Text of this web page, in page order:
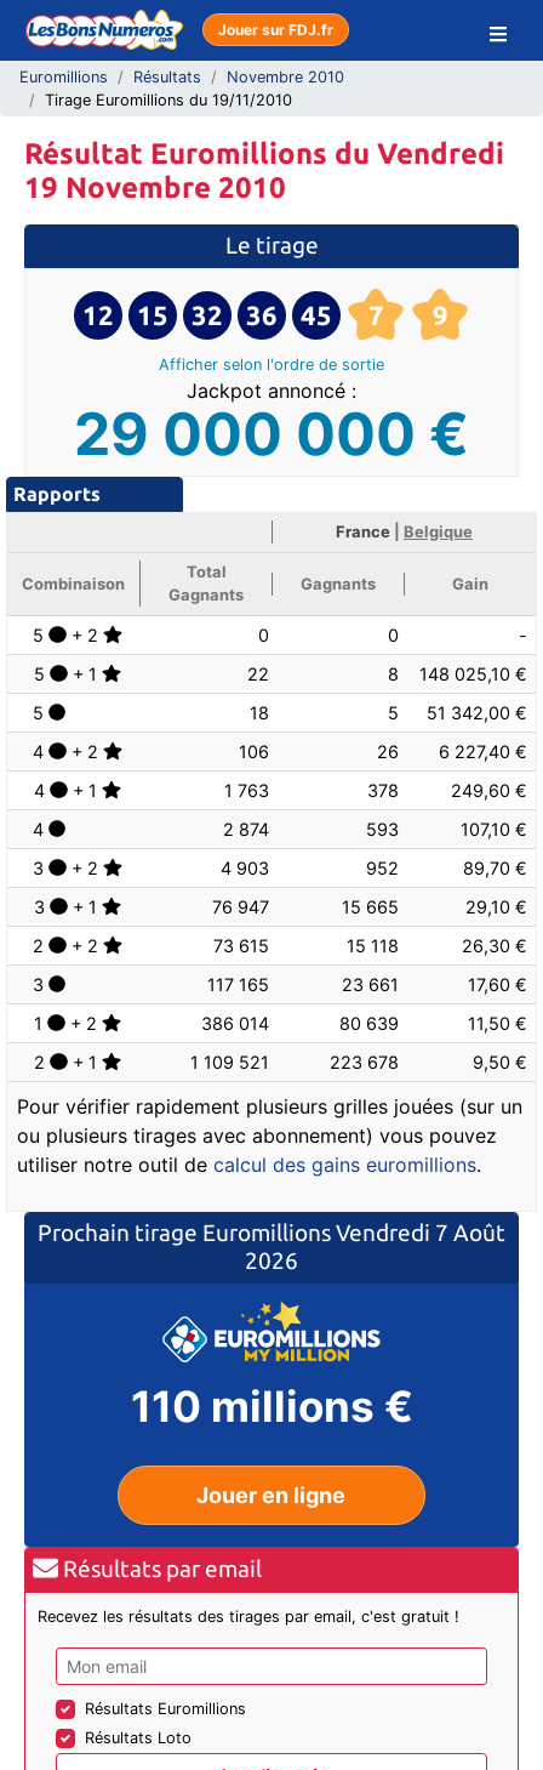
Jouer sur FDJ.fr
Euromillions Résultats
Novembre 2010
Tirage Euromillions du 19/11/2010
Résultat Euromillions du Vendredi
19 Novembre 2010
Le tirage
12 15 32 36 45 7 9
Afficher selon l'ordre de sortie
Jackpot annoncé :
29 000 000 €
Rapports
France Belgique
Combinaison
Total
Gagnants
Gagnants Gain
5 + 2 0 0
-
5
+ 1 22 8
148 025,10 €
5
18 5
51 342,00 €
4
+ 2 106 26
6 227,40 €
4
+ 1 1 763 378
249,60 €
4
2 874 593
107,10 €
3
+ 2 4 903 952
89,70 €
3
+ 1 76 947 15 665
29,10 €
2
+ 2 73 615 15 118
26,30 €
3
117 165 23 661
17,60 €
1
+ 2 386 014 80 639
11,50 €
2
+ 1 1 109 521 223 678 9,50 €
Pour vérifier rapidement plusieurs grilles jouées (sur un
ou plusieurs tirages avec abonnement) vous pouvez
utiliser notre outil de calcul des gains euromillions.
Prochain tirage EuromillionsVendredi 7 Août
2026
110 millions €
Jouer en ligne
Résultats par email
Recevez les résultats des tirages par email, c'est gratuit !
Résultats Euromillions
Résultats Loto